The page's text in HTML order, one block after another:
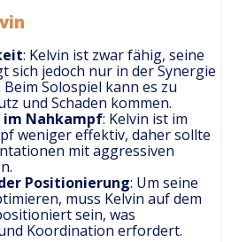
: Kelvin ist zwar fähig, seine
sich jedoch nur in der Synergie
Solospiel kann es zu
und Schaden kommen.
Nahkampf: Kelvin ist im
weniger effektiv, daher sollte
mit aggressiven
Positionierung: Um seine
muss Kelvin auf dem
sein, was
Koordination erfordert.